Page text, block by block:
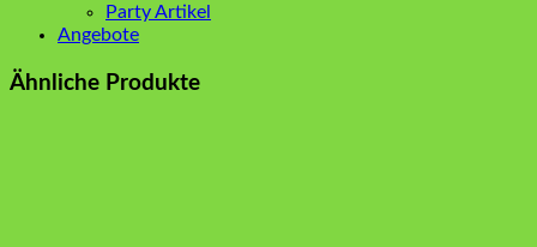
Party Artikel
Angebote
Ähnliche Produkte